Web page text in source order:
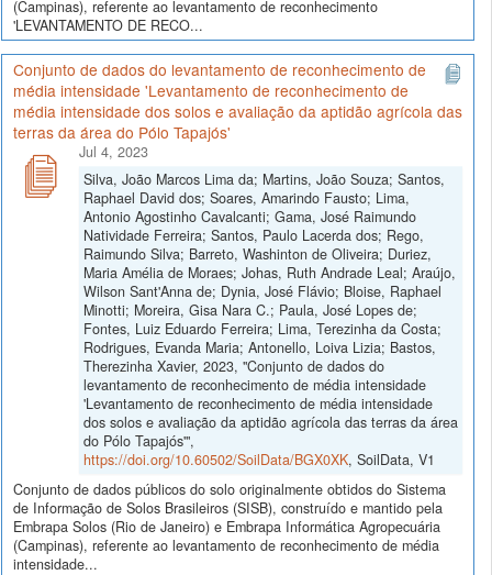
(Campinas), referente ao levantamento de reconhecimento
'LEVANTAMENTO DE RECO...
Conjunto de dados do levantamento de reconhecimento de
média intensidade 'Levantamento de reconhecimento de
média intensidade dos solos e avaliação da aptidão agrícola das
terras da área do Pólo Tapajós'
Jul 4, 2023
Silva, João Marcos Lima da; Martins, João Souza; Santos,
Raphael David dos; Soares, Amarindo Fausto; Lima,
Antonio Agostinho Cavalcanti; Gama, José Raimundo
Natividade Ferreira; Santos, Paulo Lacerda dos; Rego,
Raimundo Silva; Barreto, Washinton de Oliveira; Duriez,
Maria Amélia de Moraes; Johas, Ruth Andrade Leal; Araújo,
Wilson Sant'Anna de; Dynia, José Flávio; Bloise, Raphael
Minotti; Moreira, Gisa Nara C.; Paula, José Lopes de;
Fontes, Luiz Eduardo Ferreira; Lima, Terezinha da Costa;
Rodrigues, Evanda Maria; Antonello, Loiva Lizia; Bastos,
Therezinha Xavier, 2023, "Conjunto de dados do
levantamento de reconhecimento de média intensidade
'Levantamento de reconhecimento de média intensidade
dos solos e avaliação da aptidão agrícola das terras da área
do Pólo Tapajós'",
https://doi.org/10.60502/SoilData/BGX0XK, SoilData, V1
Conjunto de dados públicos do solo originalmente obtidos do Sistema
de Informação de Solos Brasileiros (SISB), construído e mantido pela
Embrapa Solos (Rio de Janeiro) e Embrapa Informática Agropecuária
(Campinas), referente ao levantamento de reconhecimento de média
intensidade...